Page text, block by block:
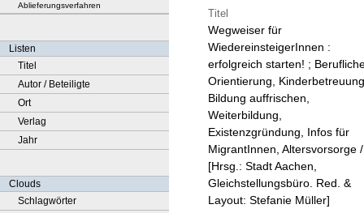
Ablieferungsverfahren
Listen
Titel
Autor / Beteiligte
Ort
Verlag
Jahr
Clouds
Schlagwörter
Titel
Wegweiser für
WiedereinsteigerInnen :
erfolgreich starten! ;
Orientierung,
Bildung auffrischen,
Weiterbildung,
Existenzgründung, Infos für
MigrantInnen, Altersvorsorge /
[Hrsg.: Stadt Aachen,
Gleichstellungsbüro. Red. &
Layout: Stefanie Müller]